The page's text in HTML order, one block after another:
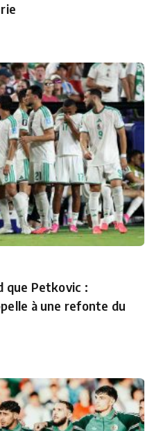
que Petkovic :
à une refonte du